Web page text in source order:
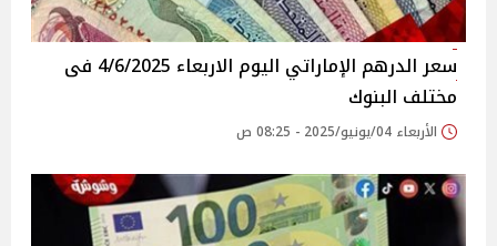
سعر الدرهم الإماراتي اليوم الاربعاء 4/6/2025 فى
مختلف البنوك
الأربعاء 04/يونيو/2025 - 08:25 ص